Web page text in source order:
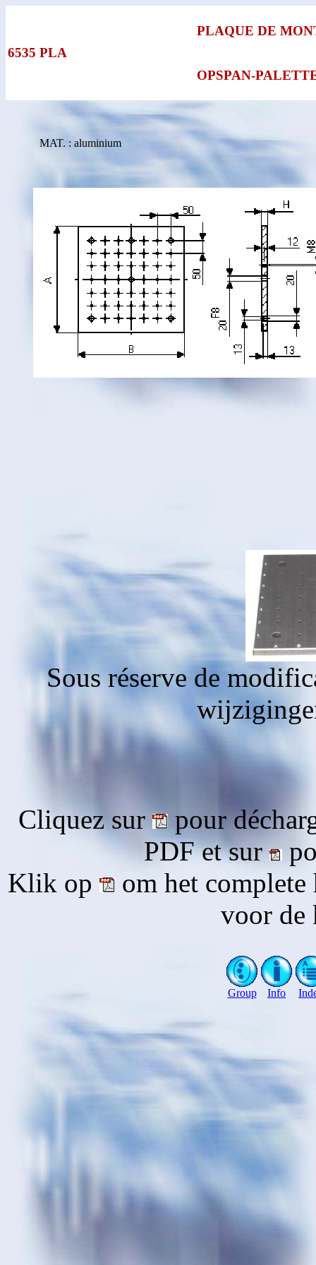
6535 PLA
PLAQUE DE
OPSPAN-
MAT. : aluminium
Sous réserve de
Cliquez sur
pour
PDF et sur
Klik op
om het
voor de
Group Info